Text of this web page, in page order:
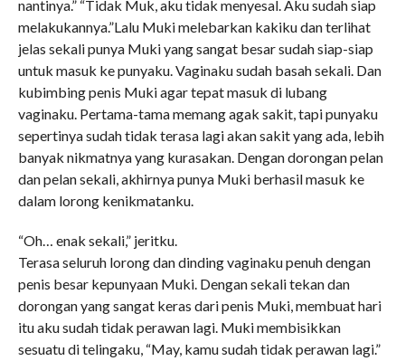
nantinya.” “Tidak Muk, aku tidak menyesal. Aku sudah siap
melakukannya.”Lalu Muki melebarkan kakiku dan terlihat
jelas sekali punya Muki yang sangat besar sudah siap-siap
untuk masuk ke punyaku. Vaginaku sudah basah sekali. Dan
kubimbing penis Muki agar tepat masuk di lubang
vaginaku. Pertama-tama memang agak sakit, tapi punyaku
sepertinya sudah tidak terasa lagi akan sakit yang ada, lebih
banyak nikmatnya yang kurasakan. Dengan dorongan pelan
dan pelan sekali, akhirnya punya Muki berhasil masuk ke
dalam lorong kenikmatanku.
“Oh… enak sekali,” jeritku.
Terasa seluruh lorong dan dinding vaginaku penuh dengan
penis besar kepunyaan Muki. Dengan sekali tekan dan
dorongan yang sangat keras dari penis Muki, membuat hari
itu aku sudah tidak perawan lagi. Muki membisikkan
sesuatu di telingaku, “May, kamu sudah tidak perawan lagi.”